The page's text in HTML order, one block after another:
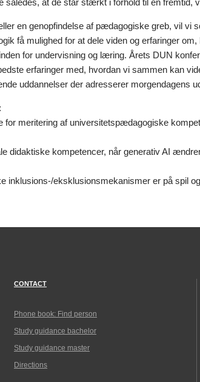
at de står stærkt i forhold til en fremtid,
en genopfindelse af pædagogiske greb, vil vi
få mulighed for at dele viden og erfaringer
for undervisning og læring. Årets DUN
erfaringer med, hvordan vi sammen kan
uddannelser der adresserer morgendagens
for meritering af universitetspædagogiske
didaktiske kompetencer, når generativ AI
inklusions-/eksklusionsmekanismer er på spil
CONTACT
Phone book: Find person
Study guidance bachelor
Study guidance master
Directions